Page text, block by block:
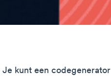
kunt een codegenerator